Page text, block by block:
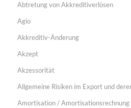
Abtretung von Akkreditiverlösen
Agio
Akkreditiv-Änderung
Akzept
Akzessorität
Allgemeine Risiken im Export und
Amortisation / Amortisationsrechnung